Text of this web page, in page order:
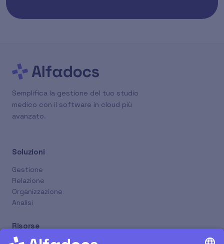
Semplifica la gestione del tuo studio
medico con il software in cloud più
avanzato.
Soluzioni
Gestione
Relazione
Organizzazione
Analisi
Risorse